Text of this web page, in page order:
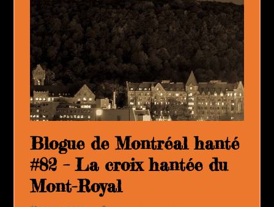
Blogue de Montréal hanté
#82 – La croix hantée du
Mont-Royal